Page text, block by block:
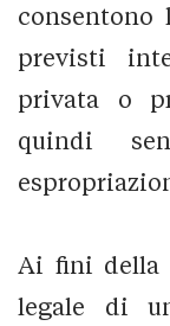
consentono
previsti
privata o
quindi
Ai fini della
legale di